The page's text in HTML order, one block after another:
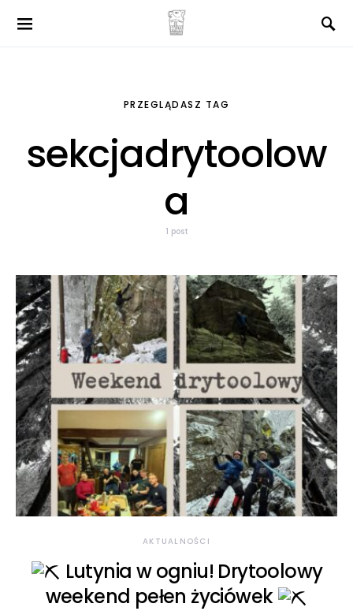
PRZEGLĄDASZ TAG
sekcjadrytoolow
a
1 post
AKTUALNOŚCI
Lutynia w ogniu! Drytoolowy
weekend pełen życiówek
Konieczne
Te pliki cookie
nie są
opcjonalne. Są
one potrzebne
funkcjonowania
internetowej.